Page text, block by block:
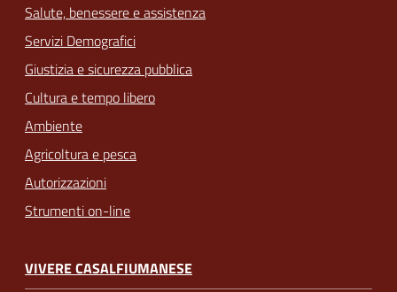
Salute, benessere e assistenza
Servizi Demografici
Giustizia e sicurezza pubblica
Cultura e tempo libero
Ambiente
Agricoltura e pesca
Autorizzazioni
Strumenti on-line
VIVERE CASALFIUMANESE